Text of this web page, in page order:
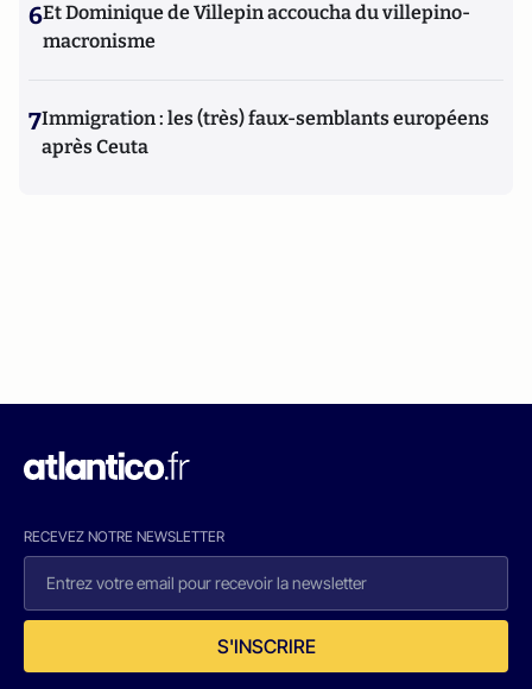
6Et Dominique de Villepin accoucha du villepino-
macronisme
7Immigration : les (très) faux-semblants européens
après Ceuta
RECEVEZ NOTRE NEWSLETTER
S'INSCRIRE